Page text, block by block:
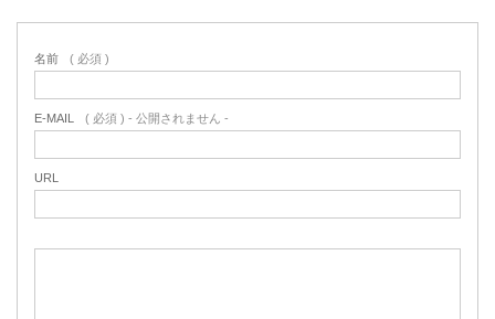
名前 ( 必須 )
E-MAIL ( 必須 ) - 公開されません -
URL